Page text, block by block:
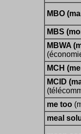
MBO
MBS
MBWA
MCH
MCID
me too
meal